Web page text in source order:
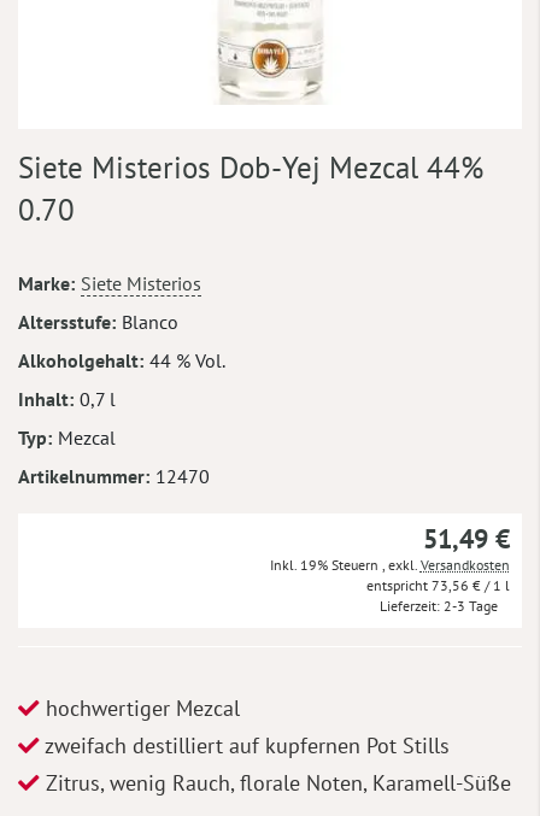
Anfang
der
Bildergalerie
Siete Misterios Dob-Yej Mezcal 44%
0.70
Mehr
Informationen
Marke Siete Misterios
Altersstufe Blanco
Alkoholgehalt 44 % Vol.
Inhalt 0,7 l
Typ Mezcal
Artikelnummer 12470
51,49 €
Inkl. 19% Steuern exkl. Versandkosten
73,56 € / 1 l
Lieferzeit 2-3 Tage
hochwertiger Mezcal
zweifach destilliert auf kupfernen Pot Stills
Zitrus, wenig Rauch, florale Noten, Karamell-Süße